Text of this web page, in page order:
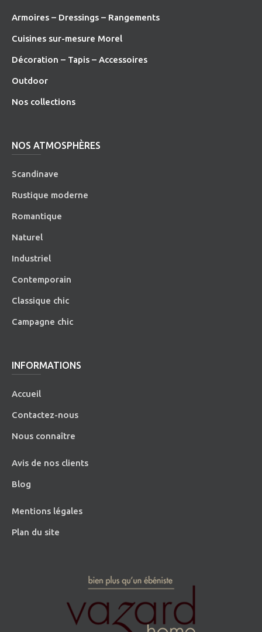
Armoires – Dressings – Rangements
Cuisines sur-mesure Morel
Décoration – Tapis – Accessoires
Outdoor
Nos collections
NOS ATMOSPHÈRES
Scandinave
Rustique moderne
Romantique
Naturel
Industriel
Contemporain
Classique chic
Campagne chic
INFORMATIONS
Accueil
Contactez-nous
Nous connaître
Avis de nos clients
Blog
Mentions légales
Plan du site